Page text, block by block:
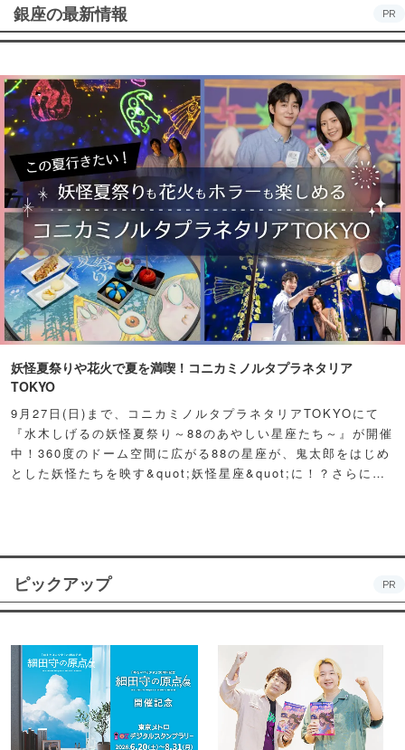
銀座の最新情報 PR
妖怪夏祭りや花火で夏を満喫！コニカミノルタプラネタリア
TOKYO
9月27日(日)まで、コニカミノルタプラネタリアTOKYOにて
『水木しげるの妖怪夏祭り～88のあやしい星座たち～』が開催
中！360度のドーム空間に広がる88の星座が、鬼太郎をはじめ
とした妖怪たちを映す&quot;妖怪星座&quot;に！？さらに例
ピックアップ PR